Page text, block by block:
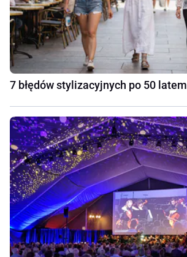
7 błędów stylizacyjnych po 50 latem